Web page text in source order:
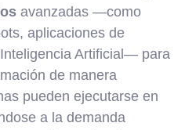
avanzadas —como
aplicaciones de
Artificial— para
de manera
pueden ejecutarse en
a la demanda